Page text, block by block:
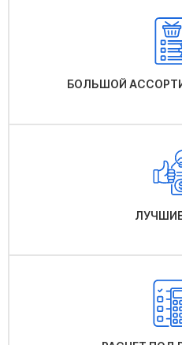
БОЛЬШОЙ